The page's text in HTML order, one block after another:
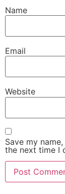
Name
Email
Website
Save my
the next time I